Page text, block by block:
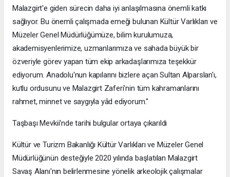
Malazgirt'e giden sürecin daha iyi anlaşılmasına önemli katkı
sağlıyor. Bu önemli çalışmada emeği bulunan Kültür Varlıkları ve
Müzeler Genel Müdürlüğümüze, bilim kurulumuza,
akademisyenlerimize, uzmanlarımıza ve sahada büyük bir
özveriyle görev yapan tüm ekip arkadaşlarımıza teşekkür
ediyorum. Anadolu'nun kapılarını bizlere açan Sultan Alparslan'ı,
kutlu ordusunu ve Malazgirt Zaferi'nin tüm kahramanlarını
rahmet, minnet ve saygıyla yâd ediyorum."
Taşbaşı Mevkii'nde tarihi bulgular ortaya çıkarıldı
Kültür ve Turizm Bakanlığı Kültür Varlıkları ve Müzeler Genel
Müdürlüğünün desteğiyle 2020 yılında başlatılan Malazgirt
Savaş Alanı'nın belirlenmesine yönelik arkeolojik çalışmalar